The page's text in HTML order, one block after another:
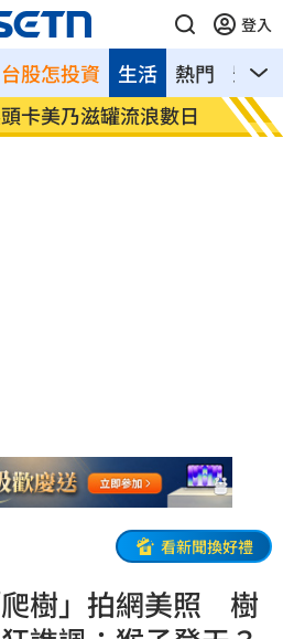
登入
台股怎投資 熱門 影音
生活
卡美乃滋罐流浪數日 處置
看新聞換好禮
樹」拍網美照 樹